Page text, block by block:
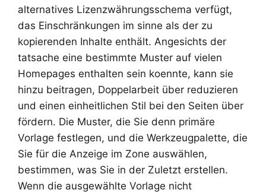
alternatives Lizenzwährungsschema verfügt,
das Einschränkungen im sinne als der zu
kopierenden Inhalte enthält. Angesichts der
tatsache eine bestimmte Muster auf vielen
Homepages enthalten sein koennte, kann sie
hinzu beitragen, Doppelarbeit über reduzieren
und einen einheitlichen Stil bei den Seiten über
fördern. Die Muster, die Sie denn primäre
Vorlage festlegen, und die Werkzeugpalette, die
Sie für die Anzeige im Zone auswählen,
bestimmen, was Sie in der Zuletzt erstellen.
Wenn die ausgewählte Vorlage nicht